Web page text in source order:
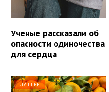
Ученые рассказали об
опасности одиночества
для сердца
ЛУЧШЕЕ